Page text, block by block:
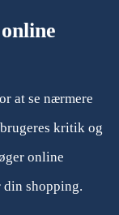
at se nærmere
kritik og
online
shopping.